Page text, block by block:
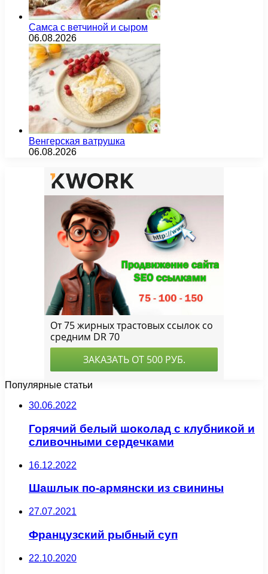
Самса с ветчиной и сыром
06.08.2026
Венгерская ватрушка
06.08.2026
Популярные статьи
30.06.2022
Горячий белый шоколад с клубникой и
сливочными сердечками
16.12.2022
Шашлык по-армянски из свинины
27.07.2021
Французский рыбный суп
22.10.2020